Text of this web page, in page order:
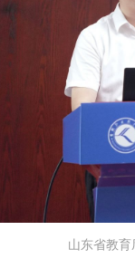
山东省教